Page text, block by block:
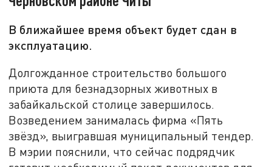
В ближайшее время объект будет сдан в
эксплуатацию.
Долгожданное строительство большого
приюта для безнадзорных животных в
забайкальской столице завершилось.
Возведением занималась фирма «Пять
звёзд», выигравшая муниципальный тендер.
В мэрии пояснили, что сейчас подрядчик